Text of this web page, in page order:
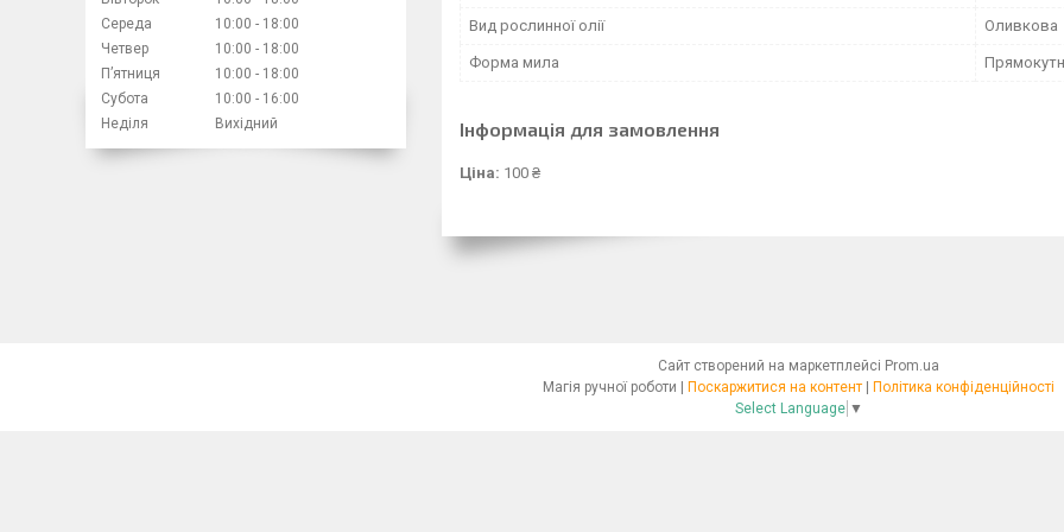
Вид рослинної олії Оливкова
Форма мила
Інформація для замовлення
Ціна: 100 ₴
Середа
10:00
18:00
Четвер
10:00
18:00
Пʼятниця
10:00
18:00
Субота
10:00
16:00
Неділя
Вихідний
Сайт створений на маркетплейсі Prom.ua
Магія ручної роботи | Поскаржитися на контент | Політика конфіденційності
Select Language ▼